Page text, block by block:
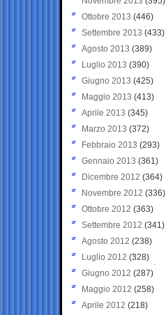
Ottobre 2013 (446)
Settembre 2013 (433)
Agosto 2013 (389)
Luglio 2013 (390)
Giugno 2013 (425)
Maggio 2013 (413)
Aprile 2013 (345)
Marzo 2013 (372)
Febbraio 2013 (293)
Gennaio 2013 (361)
Dicembre 2012 (364)
Novembre 2012 (336)
Ottobre 2012 (363)
Settembre 2012 (341)
Agosto 2012 (238)
Luglio 2012 (328)
Giugno 2012 (287)
Maggio 2012 (258)
Aprile 2012 (218)